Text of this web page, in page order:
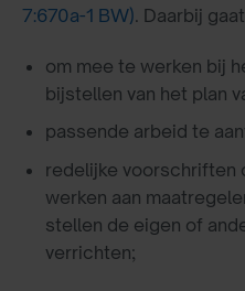
7:670a-1 BW). Daarbij
om mee te werken bij
bijstellen van het plan
passende arbeid te
redelijke voorschriften
werken aan
stellen de eigen of
verrichten;